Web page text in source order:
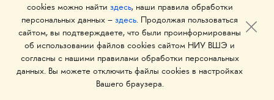
коллега и друг, основатель The Blueprint
Саша Перепелкин: «„Нет“ у вас уже
есть». Не бойтесь отказа. Не говорите
себе: «Это невозможно», «Скорее
всего, мне никто не ответит». Идите
cookies можно найти здесь, наши правила обработки
персональных данных – здесь. Продолжая пользоваться
сайтом, вы подтверждаете, что были проинформированы
об использовании файлов cookies сайтом НИУ ВШЭ и
согласны с нашими правилами обработки персональных
данных. Вы можете отключить файлы cookies в настройках
Вашего браузера.